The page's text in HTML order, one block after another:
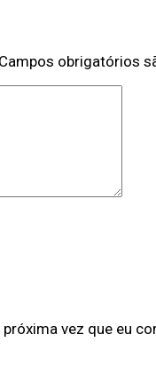
Campos obrigatórios
vez que eu